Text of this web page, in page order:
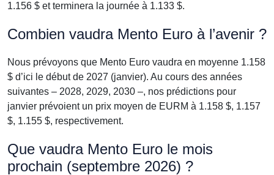
1.156 $ et terminera la journée à 1.133 $.
Combien vaudra Mento Euro à l’avenir ?
Nous prévoyons que Mento Euro vaudra en moyenne 1.158
$ d’ici le début de 2027 (janvier). Au cours des années
suivantes – 2028, 2029, 2030 –, nos prédictions pour
janvier prévoient un prix moyen de EURM à 1.158 $, 1.157
$, 1.155 $, respectivement.
Que vaudra Mento Euro le mois
prochain (septembre 2026) ?